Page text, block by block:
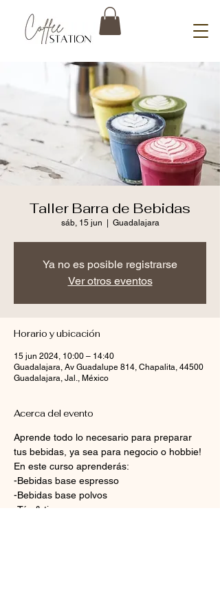
Taller Barra de Bebidas
sáb, 15 jun Guadalajara
Ya no es posible registrarse
Ver otros eventos
Horario y ubicación
15 jun 2024, 10:00 – 14:40
Guadalajara, Av Guadalupe 814, Chapalita, 44500
Guadalajara, Jal., México
Acerca del evento
Aprende todo lo necesario para preparar
tus bebidas, ya sea para negocio o hobbie!
En este curso aprenderás:
-Bebidas base espresso
-Bebidas base polvos
-Tés & tisanas